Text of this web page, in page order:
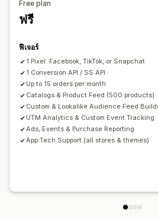
การวิเคราะห์ประสิทธิภาพ
เมตริกการมีส่วนร่วม
การติดตามคอนเวอร์ชัน
ต้นทุนต่อการหา
การวิเคราะห์ทางประชากรศาสตร์
การระบุแหล่งที่มาของ UTM แหล่งที่มาข
การระบุแหล่งที่มาทางการตลาด
การวิเ
การติดตาม UTM
ภาพและรายงาน
แดชบอร์ดการวิเคราะห์ รายงานที่กำหนด
การวิเคราะห์ในอดีต
การแจ้งเตือน
Free plan
ฟรี
ฟีเจอร์
1 Pixel: Facebook, TikTok, or Snapchat
1 Conversion API / SS API
Up to 15 orders per month
Catalogs & Product Feed (500 products)
Custom & Lookalike Audience Feed
UTM Analytics & Custom Event Tracking
Ads, Events & Purchase Reporting
App Tech Support (all stores & themes)